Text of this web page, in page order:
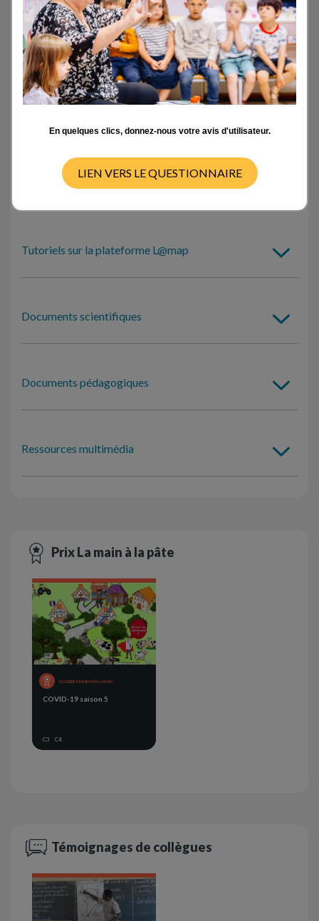
Activités en classe
- TOUT - CYCLE 1 CYCLE 2 CYCLE 3 CYCLE 4
Tutoriels sur la plateforme L@map
Documents scientifiques
Documents pédagogiques
Ressources multimédia
Prix La main à la pâte
DOSSIER PRIMÉ PRIX LAMAP
COVID-19 saison 5
C3 C4
Témoignages de collègues
En quelques clics, donnez-nous votre avis d'utilisateur.
LIEN VERS LE QUESTIONNAIRE